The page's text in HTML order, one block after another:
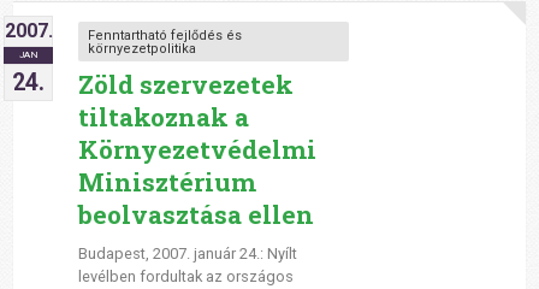
2007.
JAN
24.
Fenntartható fejlődés és
környezetpolitika
Zöld szervezetek
tiltakoznak a
Környezetvédelmi
Minisztérium
beolvasztása ellen
Budapest, 2007. január 24.: Nyílt
levélben fordultak az országos